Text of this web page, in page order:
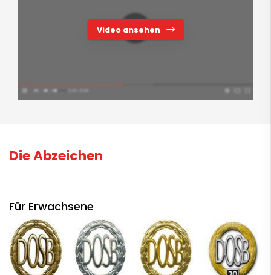
Video ansehen
Die Abzeichen
Für Erwachsene